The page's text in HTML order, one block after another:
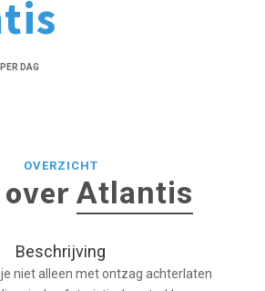
PER DAG
OVERZICHT
overAtlantis
Beschrijving
niet alleen met ontzag achterlaten